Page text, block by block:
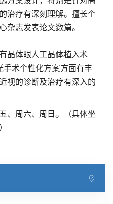
治疗有深刻理解。擅长个
杂志发表论文数篇。
晶体眼人工晶体植入术
手术个性化方案方面有丰
视的诊断及治疗有深入的
、周六、周日。（具体坐